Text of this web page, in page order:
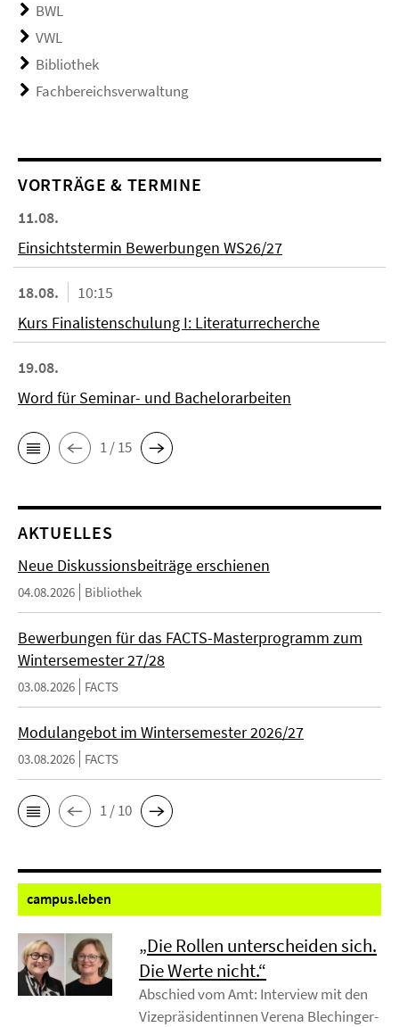
BWL
VWL
Bibliothek
Fachbereichsverwaltung
VORTRÄGE & TERMINE
11.08.
Einsichtstermin Bewerbungen WS26/27
18.08.
10:15
Kurs Finalistenschulung I: Literaturrecherche
19.08.
Word für Seminar- und Bachelorarbeiten
1 / 15
AKTUELLES
Neue Diskussionsbeiträge erschienen
04.08.2026 Bibliothek
Bewerbungen für das FACTS-Masterprogramm zum
Wintersemester 27/28
03.08.2026 FACTS
Modulangebot im Wintersemester 2026/27
03.08.2026 FACTS
1 / 10
campus.leben
„Die Rollen unterscheiden sich.
Die Werte nicht.“
Abschied vom Amt: Interview mit den
Vizepräsidentinnen Verena Blechinger-